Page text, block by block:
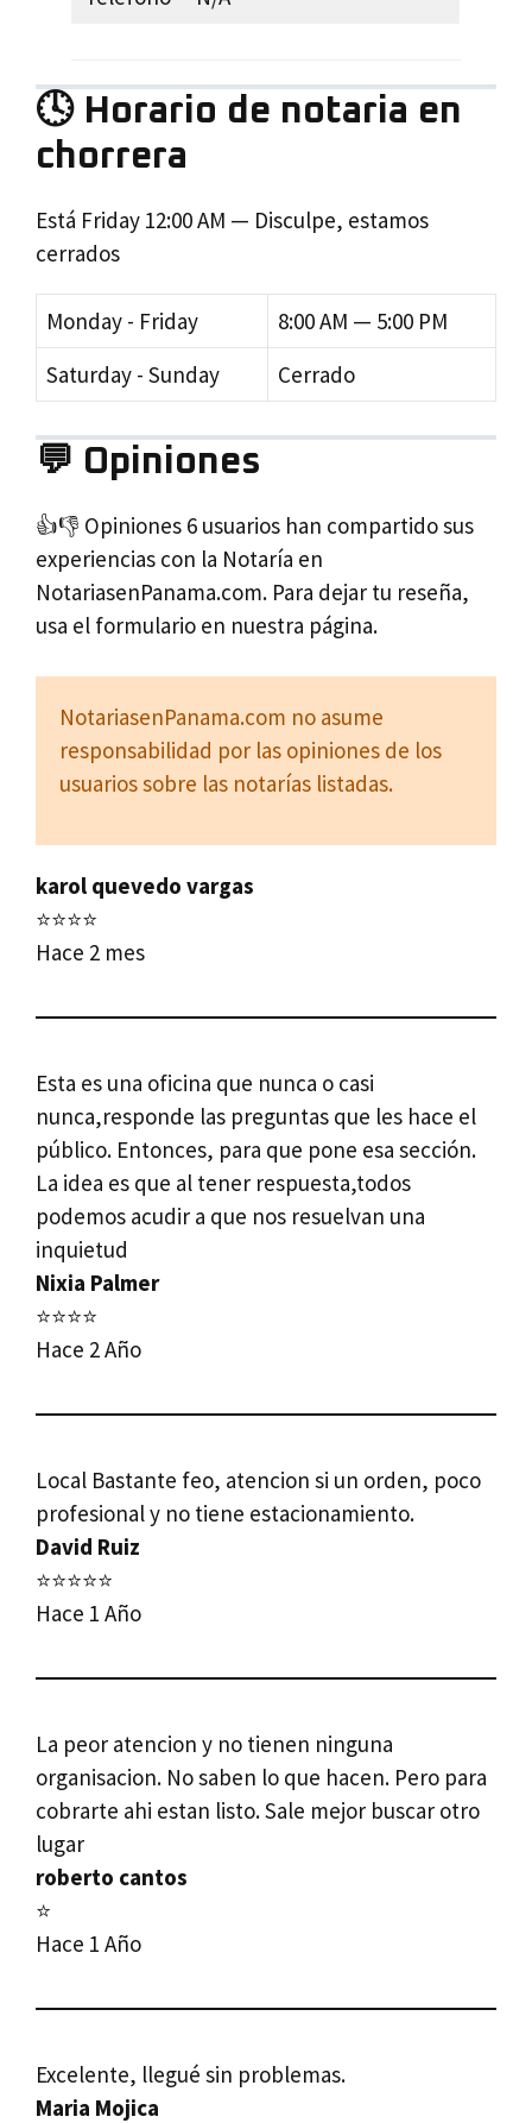
🕓 Horario de notaria en
chorrera
Está Friday 12:00 AM — Disculpe, estamos
cerrados
Monday - Friday
8:00 AM — 5:00 PM
Saturday - Sunday
Cerrado
💬 Opiniones
👍👎 Opiniones 6 usuarios han compartido sus
experiencias con la Notaría en
NotariasenPanama.com. Para dejar tu reseña,
usa el formulario en nuestra página.
NotariasenPanama.com no asume
responsabilidad por las opiniones de los
usuarios sobre las notarías listadas.
karol quevedo vargas
⭐⭐⭐⭐
Hace 2 mes
Esta es una oficina que nunca o casi
nunca,responde las preguntas que les hace el
público. Entonces, para que pone esa sección.
La idea es que al tener respuesta,todos
podemos acudir a que nos resuelvan una
inquietud
Nixia Palmer
⭐⭐⭐⭐
Hace 2 Año
Local Bastante feo, atencion si un orden, poco
profesional y no tiene estacionamiento.
David Ruiz
⭐⭐⭐⭐⭐
Hace 1 Año
La peor atencion y no tienen ninguna
organisacion. No saben lo que hacen. Pero para
cobrarte ahi estan listo. Sale mejor buscar otro
lugar
roberto cantos
⭐
Hace 1 Año
Excelente, llegué sin problemas.
Maria Mojica